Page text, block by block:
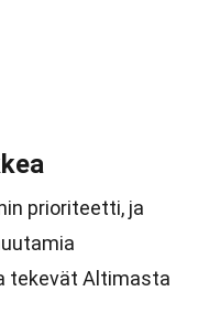
prioriteetti, ja
tekevät Altimasta